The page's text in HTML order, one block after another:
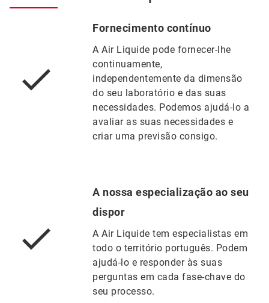
Fornecimento contínuo
A Air Liquide pode fornecer-lhe
continuamente,
independentemente da dimensão
do seu laboratório e das suas
necessidades. Podemos ajudá-lo a
avaliar as suas necessidades e
criar uma previsão consigo.
A nossa especialização ao seu
dispor
A Air Liquide tem especialistas em
todo o território português. Podem
ajudá-lo e responder às suas
perguntas em cada fase-chave do
seu processo.